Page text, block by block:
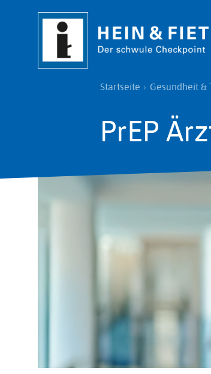
Pfadnavigation
Startseite Gesundheit &
PrEP